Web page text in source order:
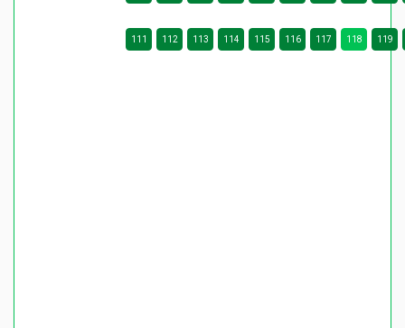
111 112 113 114 115 116 117 118 119